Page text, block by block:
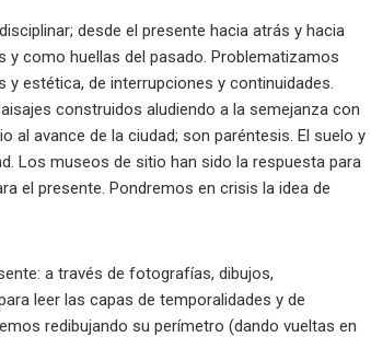
desde el presente hacia atrás y hacia
y como huellas del pasado. Problematizamos
estética, de interrupciones y continuidades.
construidos aludiendo a la semejanza con
al avance de la ciudad; son paréntesis. El suelo y
Los museos de sitio han sido la respuesta para
el presente. Pondremos en crisis la idea de
a través de fotografías, dibujos,
leer las capas de temporalidades y de
redibujando su perímetro (dando vueltas en